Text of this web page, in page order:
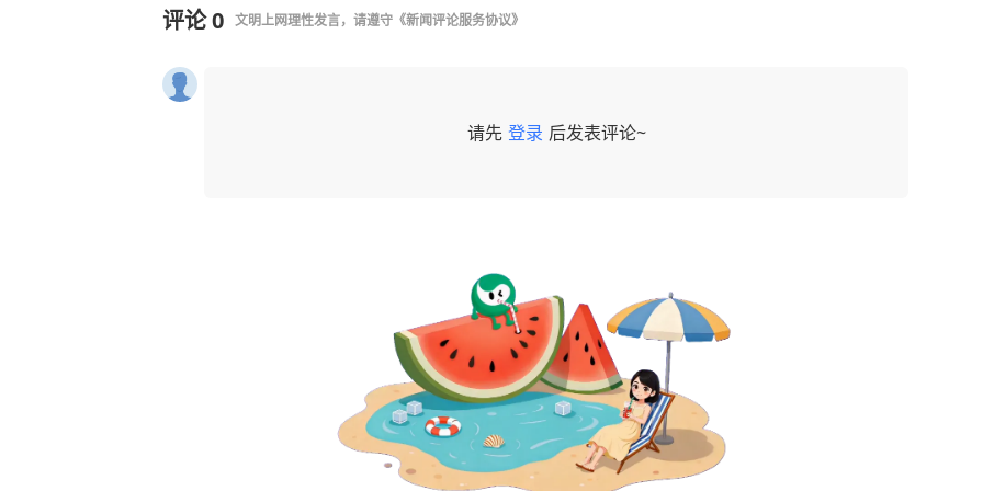
评论0 文明上网理性发言，请遵守 《新闻评论服务协议》
请先 登录 后发表评论~